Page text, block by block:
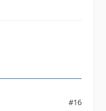
#16